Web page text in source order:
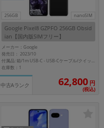
256GB nanoSIM
Google Pixel8 GZPFO 256GB Obsid
ian【国内版SIMフリー】
メーカー：Google
発売日： 2023/10
付属品: 箱/1m USB-C - USB-Cケーブル/クイックスイッチアダプター/SIMツール/クイックスタートガイド
在庫数：1
中古Aランク 62,800 円
(税込)